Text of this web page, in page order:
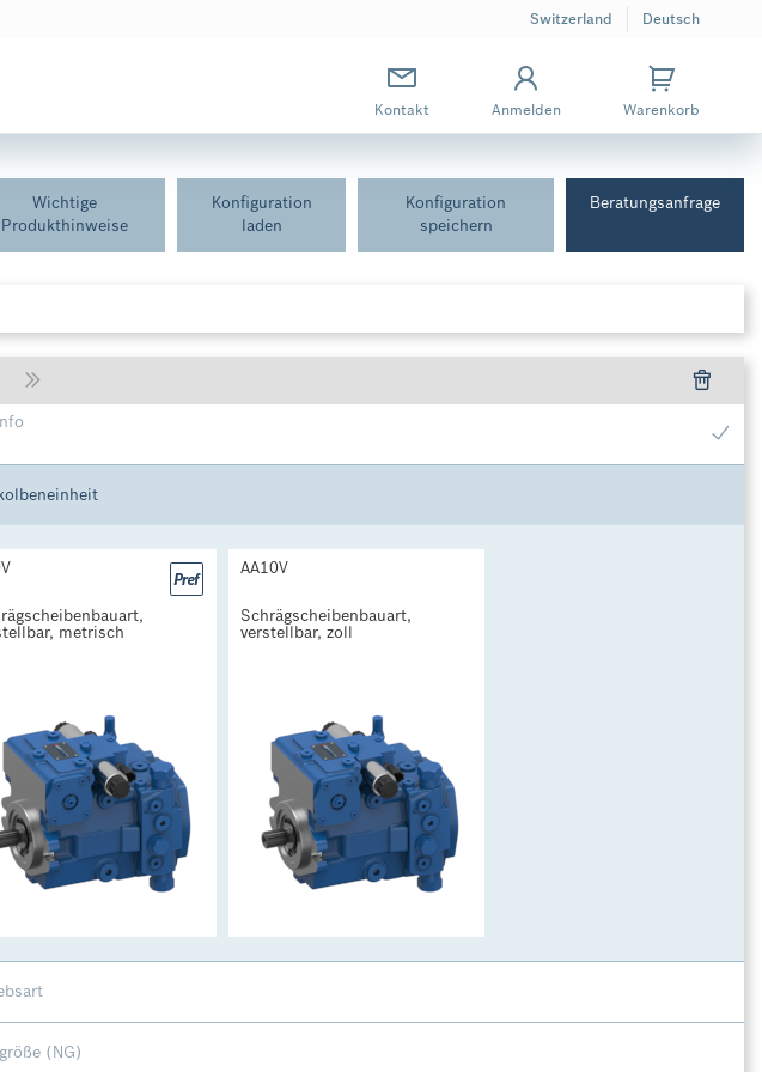
Switzerland Deutsch
Kontakt Anmelden Warenkorb
Wichtige
Produkthinweise
Konfiguration
laden
Konfiguration
speichern
Beratungsanfrage
metrisch
AA10V
Schrägscheibenbauart,
verstellbar, zoll
(NG)